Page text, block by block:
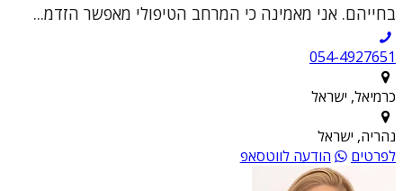
בחייהם. אני מאמינה כי המרחב הטיפולי מאפשר הזדמ...
054-4927651
כרמיאל, ישראל
נהריה, ישראל
לפרטים
הודעה לווטסאפ